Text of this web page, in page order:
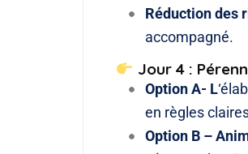
Réduction des
accompagné.
Jour 4 :
Option A- L
en règles
Option B –